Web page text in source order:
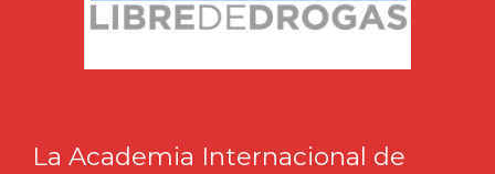
La Academia Internacional de